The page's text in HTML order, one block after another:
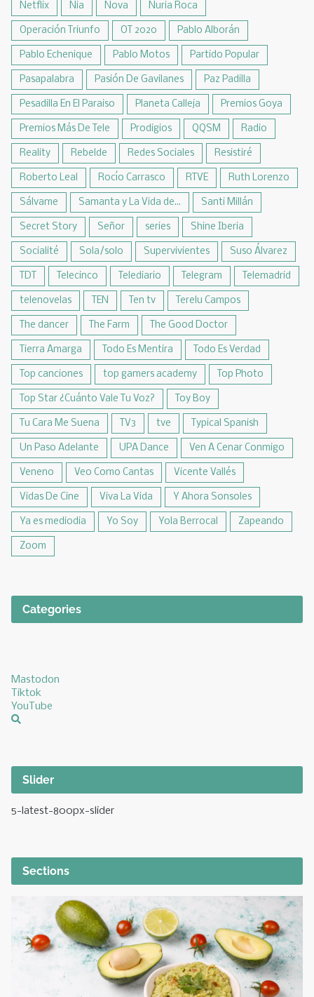
Netflix Nia Nova Nuria Roca
Operación Triunfo OT 2020 Pablo Alborán
Pablo Echenique Pablo Motos Partido Popular
Pasapalabra Pasión De Gavilanes Paz Padilla
Pesadilla En El Paraiso Planeta Calleja Premios Goya
Premios Más De Tele Prodigios QQSM Radio
Reality Rebelde Redes Sociales Resistiré
Roberto Leal Rocío Carrasco RTVE Ruth Lorenzo
Sálvame Samanta y La Vida de... Santi Millán
Secret Story Señor series Shine Iberia
Socialité Sola/solo Supervivientes Suso Álvarez
TDT Telecinco Telediario Telegram Telemadrid
telenovelas TEN Ten tv Terelu Campos
The dancer The Farm The Good Doctor
Tierra Amarga Todo Es Mentira Todo Es Verdad
Top canciones top gamers academy Top Photo
Top Star ¿Cuánto Vale Tu Voz? Toy Boy
Tu Cara Me Suena TV3 tve Typical Spanish
Un Paso Adelante UPA Dance Ven A Cenar Conmigo
Veneno Veo Como Cantas Vicente Vallés
Vidas De Cine Viva La Vida Y Ahora Sonsoles
Ya es mediodia Yo Soy Yola Berrocal Zapeando
Zoom
Categories
Mastodon
Tiktok
YouTube
Slider
5-latest-800px-slider
Sections